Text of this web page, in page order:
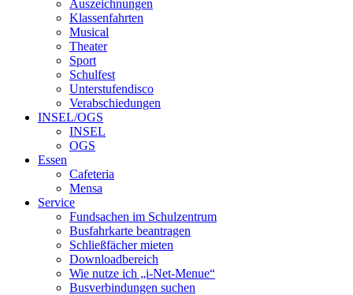
Auszeichnungen
Klassenfahrten
Musical
Theater
Sport
Schulfest
Unterstufendisco
Verabschiedungen
INSEL/OGS
INSEL
OGS
Essen
Cafeteria
Mensa
Service
Fundsachen im Schulzentrum
Busfahrkarte beantragen
Schließfächer mieten
Downloadbereich
Wie nutze ich „i-Net-Menue“
Busverbindungen suchen